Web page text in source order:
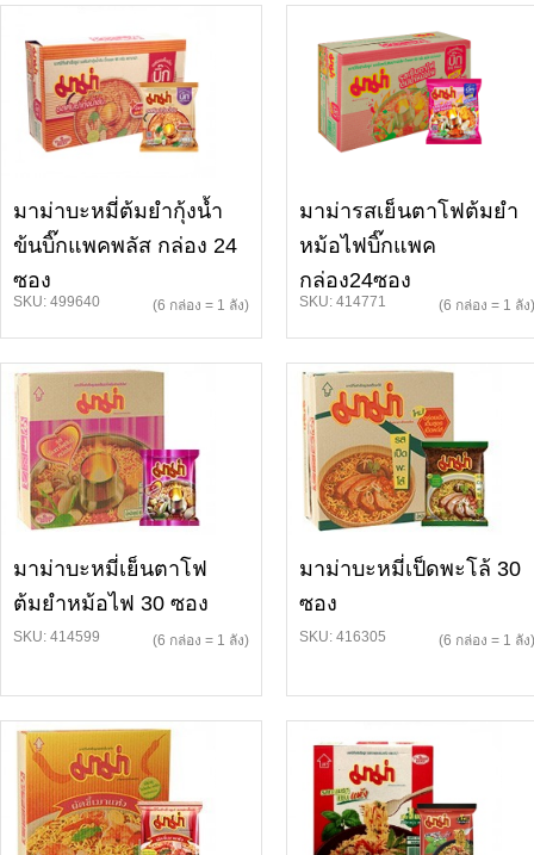
มาม่าบะหมี่ต้มยำกุ้งน้ำ
ข้นบิ๊กแพคพลัส กล่อง 24
ซอง
SKU: 499640 (6 กล่อง = 1 ลัง)
มาม่ารสเย็นตาโฟต้มยำ
หม้อไฟบิ๊กแพค
กล่อง24ซอง
SKU: 414771 (6 กล่อง = 1 ลัง)
มาม่าบะหมี่เย็นตาโฟ
ต้มยำหม้อไฟ 30 ซอง
SKU: 414599 (6 กล่อง = 1 ลัง)
มาม่าบะหมี่เป็ดพะโล้ 30
ซอง
SKU: 416305 (6 กล่อง = 1 ลัง)